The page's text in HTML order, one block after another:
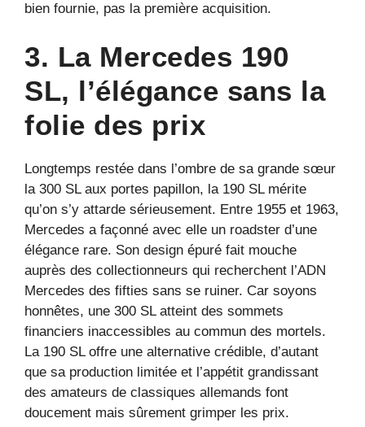
bien fournie, pas la première acquisition.
3. La Mercedes 190
SL, l’élégance sans la
folie des prix
Longtemps restée dans l’ombre de sa grande sœur
la 300 SL aux portes papillon, la 190 SL mérite
qu’on s’y attarde sérieusement. Entre 1955 et 1963,
Mercedes a façonné avec elle un roadster d’une
élégance rare. Son design épuré fait mouche
auprès des collectionneurs qui recherchent l’ADN
Mercedes des fifties sans se ruiner. Car soyons
honnêtes, une 300 SL atteint des sommets
financiers inaccessibles au commun des mortels.
La 190 SL offre une alternative crédible, d’autant
que sa production limitée et l’appétit grandissant
des amateurs de classiques allemands font
doucement mais sûrement grimper les prix.